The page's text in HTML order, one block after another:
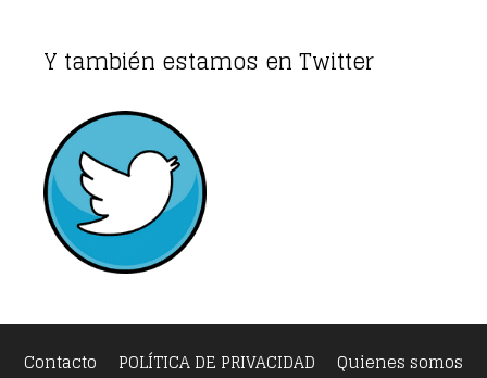
Y también estamos en Twitter
Contacto POLÍTICA DE PRIVACIDAD Quienes somos